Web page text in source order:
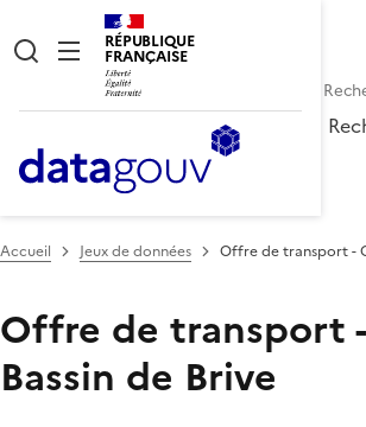
RÉPUBLIQUE
FRANÇAISE
Accueil Jeux de données Offre de transport -
Offre de transport
Bassin de Brive